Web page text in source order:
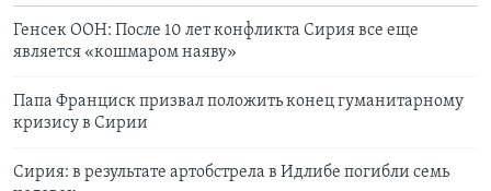
Генсек ООН: После 10 лет конфликта Сирия все еще
является «кошмаром наяву»
Папа Франциск призвал положить конец гуманитарному
кризису в Сирии
Сирия: в результате артобстрела в Идлибе погибли семь